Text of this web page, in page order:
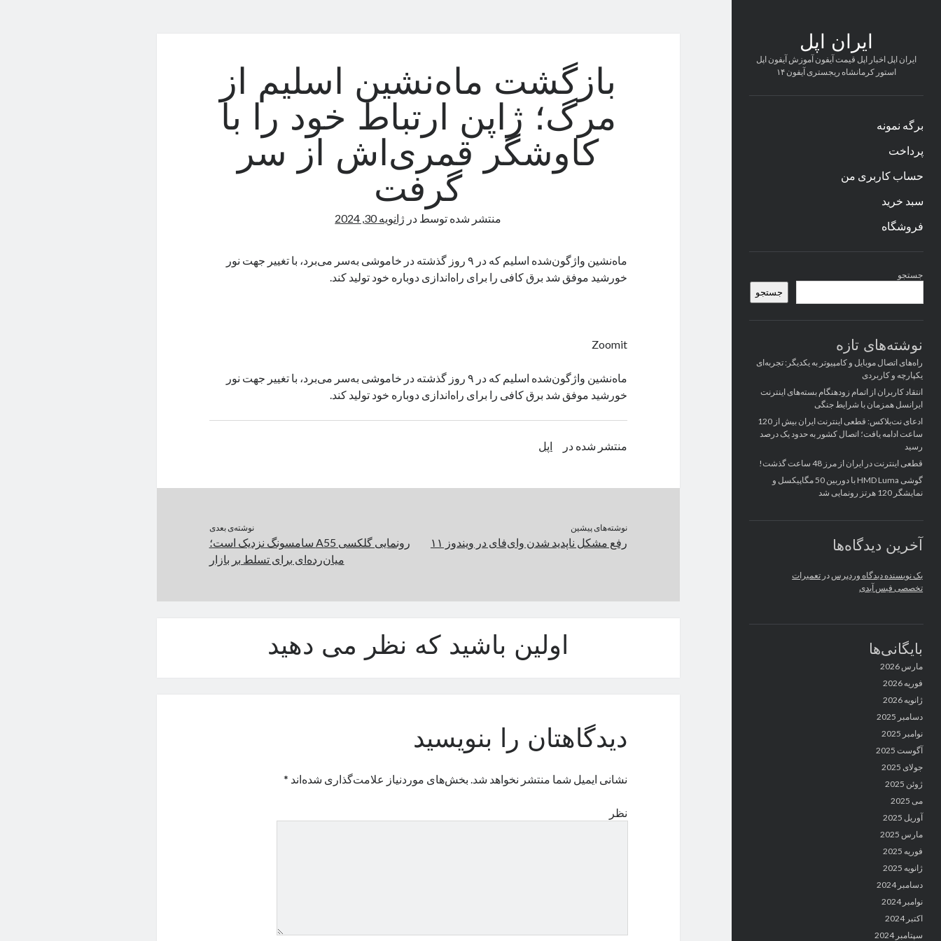
ایران اپل
ایران اپل اخبار اپل قیمت آیفون آموزش آیفون اپل
استور کرمانشاه ریجستری آیفون ۱۴
برگه نمونه
پرداخت
حساب کاربری من
سبد خرید
فروشگاه
کناری
جستجو
جستجو
نوشته‌های تازه
راه‌های اتصال موبایل و کامپیوتر به یکدیگر: تجربه‌ای
یکپارچه و کاربردی
انتقاد کاربران از اتمام زودهنگام بسته‌های اینترنت
ایرانسل همزمان با شرایط جنگی
ادعای نت‌بلاکس: قطعی اینترنت ایران بیش از 120
ساعت ادامه یافت؛ اتصال کشور به حدود یک درصد
رسید
قطعی اینترنت در ایران از مرز 48 ساعت گذشت!
گوشی HMD Luma با دوربین 50 مگاپیکسل و
نمایشگر 120 هرتز رونمایی شد
آخرین دیدگاه‌ها
یک نویسنده دیدگاه وردپرس در تعمیرات
تخصصی فیس آیدی
بایگانی‌ها
مارس 2026
فوریه 2026
ژانویه 2026
دسامبر 2025
نوامبر 2025
آگوست 2025
جولای 2025
ژوئن 2025
می 2025
آوریل 2025
مارس 2025
فوریه 2025
ژانویه 2025
دسامبر 2024
نوامبر 2024
اکتبر 2024
سپتامبر 2024
بازگشت ماه‌نشین اسلیم از
مرگ؛ ژاپن ارتباط خود را با
کاوشگر قمری‌اش از سر
گرفت
منتشر شده توسط در ژانویه 30, 2024
ماه‌نشین واژگون‌شده اسلیم که در ۹ روز گذشته در خاموشی به‌سر می‌برد، با تغییر جهت نور
خورشید موفق شد برق کافی را برای راه‌اندازی دوباره خود تولید کند.
Zoomit
ماه‌نشین واژگون‌شده اسلیم که در ۹ روز گذشته در خاموشی به‌سر می‌برد، با تغییر جهت نور
خورشید موفق شد برق کافی را برای راه‌اندازی دوباره خود تولید کند.
منتشر شده در اپل
نوشته‌های پیشین
رفع مشکل ناپدید شدن وای‌فای در ویندوز ۱۱
نوشته‌ی بعدی
رونمایی گلکسی A55 سامسونگ نزدیک است؛
میان‌رده‌ای برای تسلط بر بازار
اولین باشید که نظر می دهید
دیدگاهتان را بنویسید
نشانی ایمیل شما منتشر نخواهد شد. بخش‌های موردنیاز علامت‌گذاری شده‌اند *
نظر